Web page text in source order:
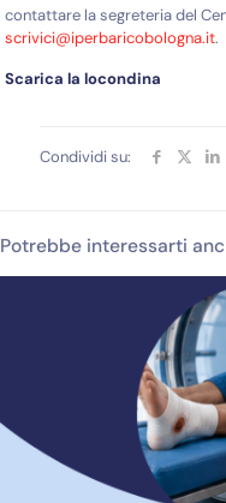
contattare la segreteria del
scrivici@iperbaricobologna.it.
Scarica la locondina
Condividi su:
Potrebbe interessarti